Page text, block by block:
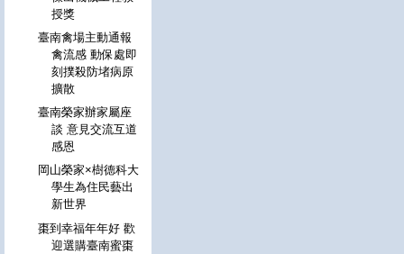
授獎
臺南禽場主動通報
禽流感 動保處即
刻撲殺防堵病原
擴散
臺南榮家辦家屬座
談 意見交流互道
感恩
岡山榮家×樹德科大
學生為住民藝出
新世界
棗到幸福年年好 歡
迎選購臺南蜜棗